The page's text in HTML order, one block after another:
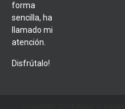
forma
sencilla, ha
llamado mi
atención.
Disfrútalo!